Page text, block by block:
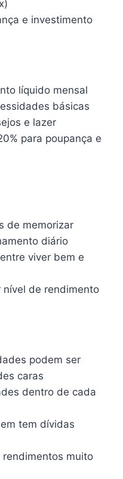
e investimento
líquido mensal
básicas
e lazer
para poupança e
de memorizar
diário
viver bem e
nível de rendimento
podem ser
caras
dentro de cada
tem dívidas
muito